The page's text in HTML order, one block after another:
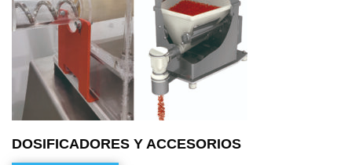
DOSIFICADORES Y ACCESORIOS